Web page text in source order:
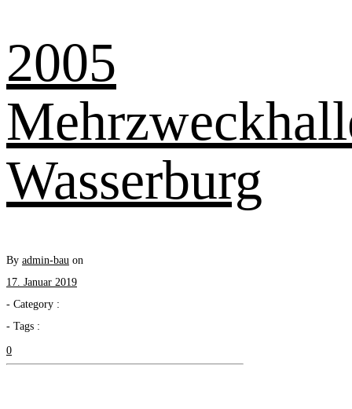
2005
Wasserburg
By admin-bau on
17. Januar 2019
- Category :
- Tags :
0